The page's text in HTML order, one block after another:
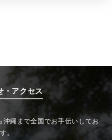
・アクセス
沖縄まで全国でお手伝いしてお
。